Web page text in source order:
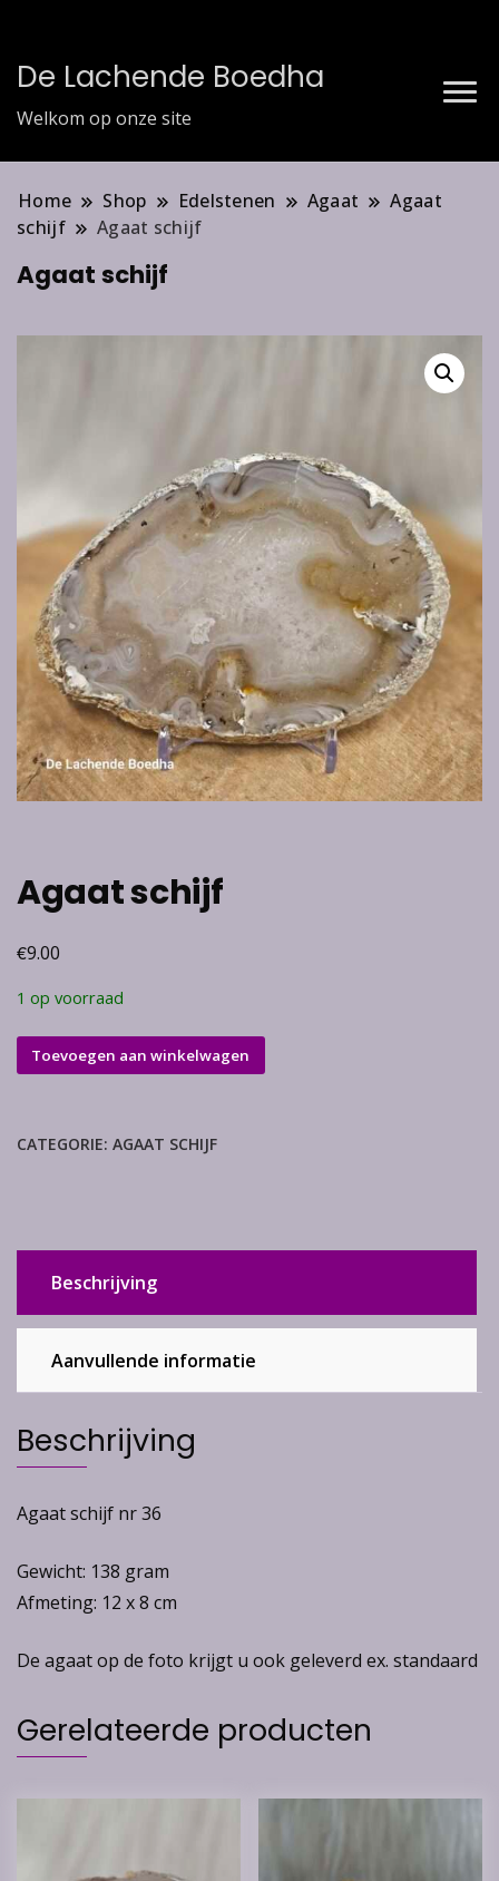
De Lachende Boedha
Welkom op onze site
Home Shop Edelstenen Agaat
Agaat
schijf
Agaat schijf
Agaat schijf
Agaat schijf
€9.00
1 op voorraad
Agaat
schijf
Toevoegen aan winkelwagen
CATEGORIE: AGAAT SCHIJF
Beschrijving
Aanvullende informatie
Beschrijving
Agaat schijf nr 36
Gewicht: 138 gram
Afmeting: 12 x 8 cm
De agaat op de foto krijgt u ook geleverd ex. standaard
Gerelateerde producten